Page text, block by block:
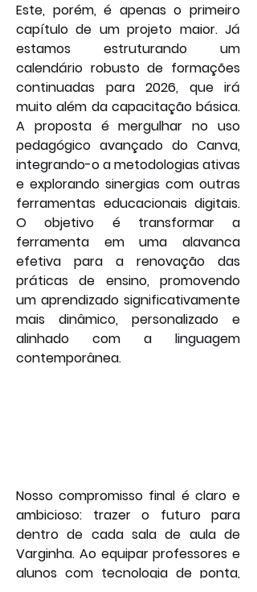
Este, porém, é apenas o primeiro
capítulo de um projeto maior. Já
estamos estruturando um
calendário robusto de formações
continuadas para 2026, que irá
muito além da capacitação básica.
A proposta é mergulhar no uso
pedagógico avançado do Canva,
integrando-o a metodologias ativas
e explorando sinergias com outras
ferramentas educacionais digitais.
O objetivo é transformar a
ferramenta em uma alavanca
efetiva para a renovação das
práticas de ensino, promovendo
um aprendizado significativamente
mais dinâmico, personalizado e
alinhado com a linguagem
contemporânea.
Nosso compromisso final é claro e
ambicioso: trazer o futuro para
dentro de cada sala de aula de
Varginha. Ao equipar professores e
alunos com tecnologia de ponta,